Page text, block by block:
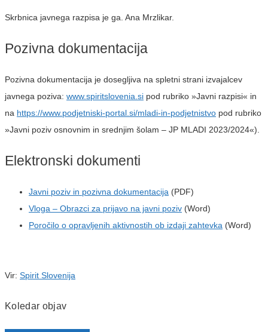
Skrbnica javnega razpisa je ga. Ana Mrzlikar.
Pozivna dokumentacija
Pozivna dokumentacija je dosegljiva na spletni strani izvajalcev
javnega poziva: www.spiritslovenia.si pod rubriko »Javni razpisi« in
na https://www.podjetniski-portal.si/mladi-in-podjetnistvo pod rubriko
»Javni poziv osnovnim in srednjim šolam – JP MLADI 2023/2024«).
Elektronski dokumenti
Javni poziv in pozivna dokumentacija (PDF)
Vloga – Obrazci za prijavo na javni poziv (Word)
Poročilo o opravljenih aktivnostih ob izdaji zahtevka (Word)
Vir: Spirit Slovenija
Koledar objav